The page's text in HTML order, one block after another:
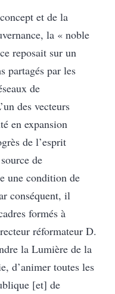
et de la
la « noble
reposait sur un
partagés par les
de
des vecteurs
en expansion
de l’esprit
de
une condition de
conséquent, il
formés à
réformateur D.
la Lumière de la
d’animer toutes les
[et] de